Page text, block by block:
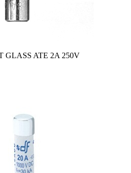
GLASS ATE 2A 250V